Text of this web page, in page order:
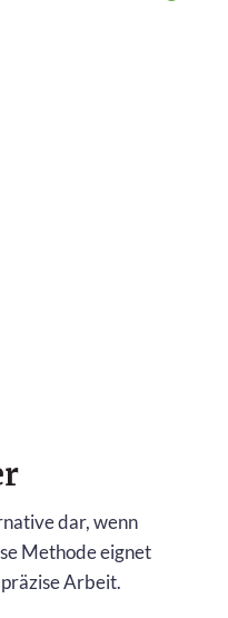
dar, wenn
Methode eignet
Arbeit.